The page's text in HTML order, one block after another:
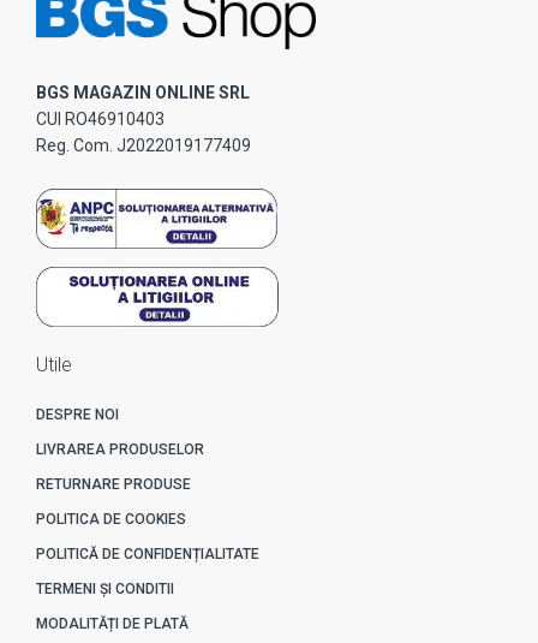
BGS MAGAZIN ONLINE SRL
CUI RO46910403
Reg. Com. J2022019177409
Utile
DESPRE NOI
LIVRAREA PRODUSELOR
RETURNARE PRODUSE
POLITICA DE COOKIES
POLITICĂ DE CONFIDENȚIALITATE
TERMENI ȘI CONDITII
MODALITĂȚI DE PLATĂ